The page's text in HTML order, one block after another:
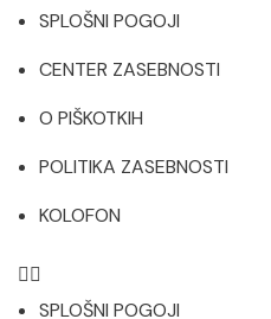
SPLOŠNI POGOJI
CENTER ZASEBNOSTI
O PIŠKOTKIH
POLITIKA ZASEBNOSTI
KOLOFON
SPLOŠNI POGOJI